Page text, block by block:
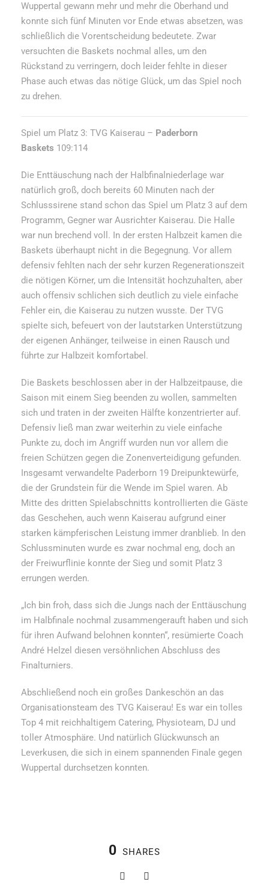
Wuppertal gewann mehr und mehr die Oberhand und
konnte sich fünf Minuten vor Ende etwas absetzen, was
schließlich die Vorentscheidung bedeutete. Zwar
versuchten die Baskets nochmal alles, um den
Rückstand zu verringern, doch leider fehlte in dieser
Phase auch etwas das nötige Glück, um das Spiel noch
zu drehen.
Spiel um Platz 3: TVG Kaiserau – Paderborn
Baskets 109:114
Die Enttäuschung nach der Halbfinalniederlage war
natürlich groß, doch bereits 60 Minuten nach der
Schlusssirene stand schon das Spiel um Platz 3 auf dem
Programm, Gegner war Ausrichter Kaiserau. Die Halle
war nun brechend voll. In der ersten Halbzeit kamen die
Baskets überhaupt nicht in die Begegnung. Vor allem
defensiv fehlten nach der sehr kurzen Regenerationszeit
die nötigen Körner, um die Intensität hochzuhalten, aber
auch offensiv schlichen sich deutlich zu viele einfache
Fehler ein, die Kaiserau zu nutzen wusste. Der TVG
spielte sich, befeuert von der lautstarken Unterstützung
der eigenen Anhänger, teilweise in einen Rausch und
führte zur Halbzeit komfortabel.
Die Baskets beschlossen aber in der Halbzeitpause, die
Saison mit einem Sieg beenden zu wollen, sammelten
sich und traten in der zweiten Hälfte konzentrierter auf.
Defensiv ließ man zwar weiterhin zu viele einfache
Punkte zu, doch im Angriff wurden nun vor allem die
freien Schützen gegen die Zonenverteidigung gefunden.
Insgesamt verwandelte Paderborn 19 Dreipunktewürfe,
die der Grundstein für die Wende im Spiel waren. Ab
Mitte des dritten Spielabschnitts kontrollierten die Gäste
das Geschehen, auch wenn Kaiserau aufgrund einer
starken kämpferischen Leistung immer dranblieb. In den
Schlussminuten wurde es zwar nochmal eng, doch an
der Freiwurflinie konnte der Sieg und somit Platz 3
errungen werden.
„Ich bin froh, dass sich die Jungs nach der Enttäuschung
im Halbfinale nochmal zusammengerauft haben und sich
für ihren Aufwand belohnen konnten“, resümierte Coach
André Helzel diesen versöhnlichen Abschluss des
Finalturniers.
Abschließend noch ein großes Dankeschön an das
Organisationsteam des TVG Kaiserau! Es war ein tolles
Top 4 mit reichhaltigem Catering, Physioteam, DJ und
toller Atmosphäre. Und natürlich Glückwunsch an
Leverkusen, die sich in einem spannenden Finale gegen
Wuppertal durchsetzen konnten.
0 SHARES